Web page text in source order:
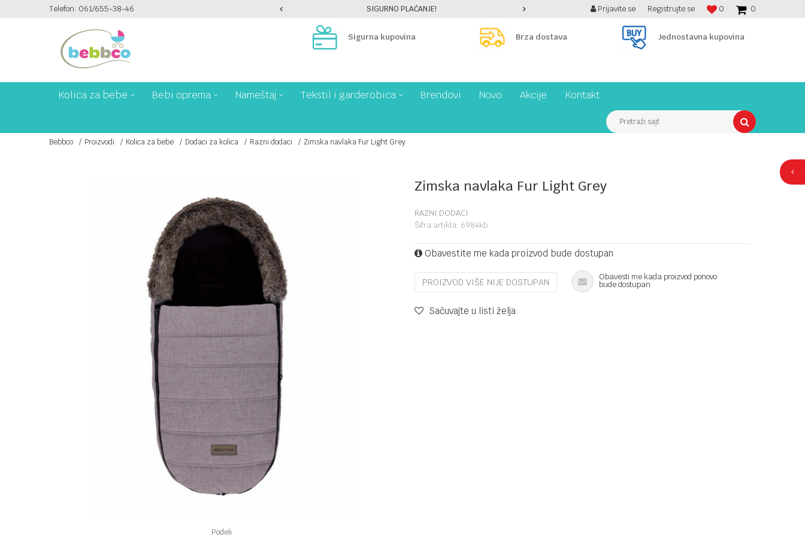
Telefon: 061/655-38-46PLAĆANJE PLATNIM KARTICAMA NA 6 RATA! SIGURNO PLAĆANJE! BESPLATNA ISPORUKA PREKO 7900 din! 0
0
Prijavite se Registrujte se
Sigurna kupovina Brza dostava Jednostavna kupovina
Kolica za bebe Bebi oprema Nameštaj Tekstil i garderobica Brendovi Novo Akcije Kontakt
Pretraži sajt
Bebbco Proizvodi Kolica za bebe Dodaci za kolica Razni dodaci Zimska navlaka Fur Light Grey
Podeli
Zimska navlaka Fur Light Grey
RAZNI DODACI
Šifra artikla: 6984kb
Obavestite me kada proizvod bude dostupan
PROIZVOD VIŠE NIJE DOSTUPAN
Obavesti me kada proizvod ponovo
bude dostupan
Sačuvajte u listi želja